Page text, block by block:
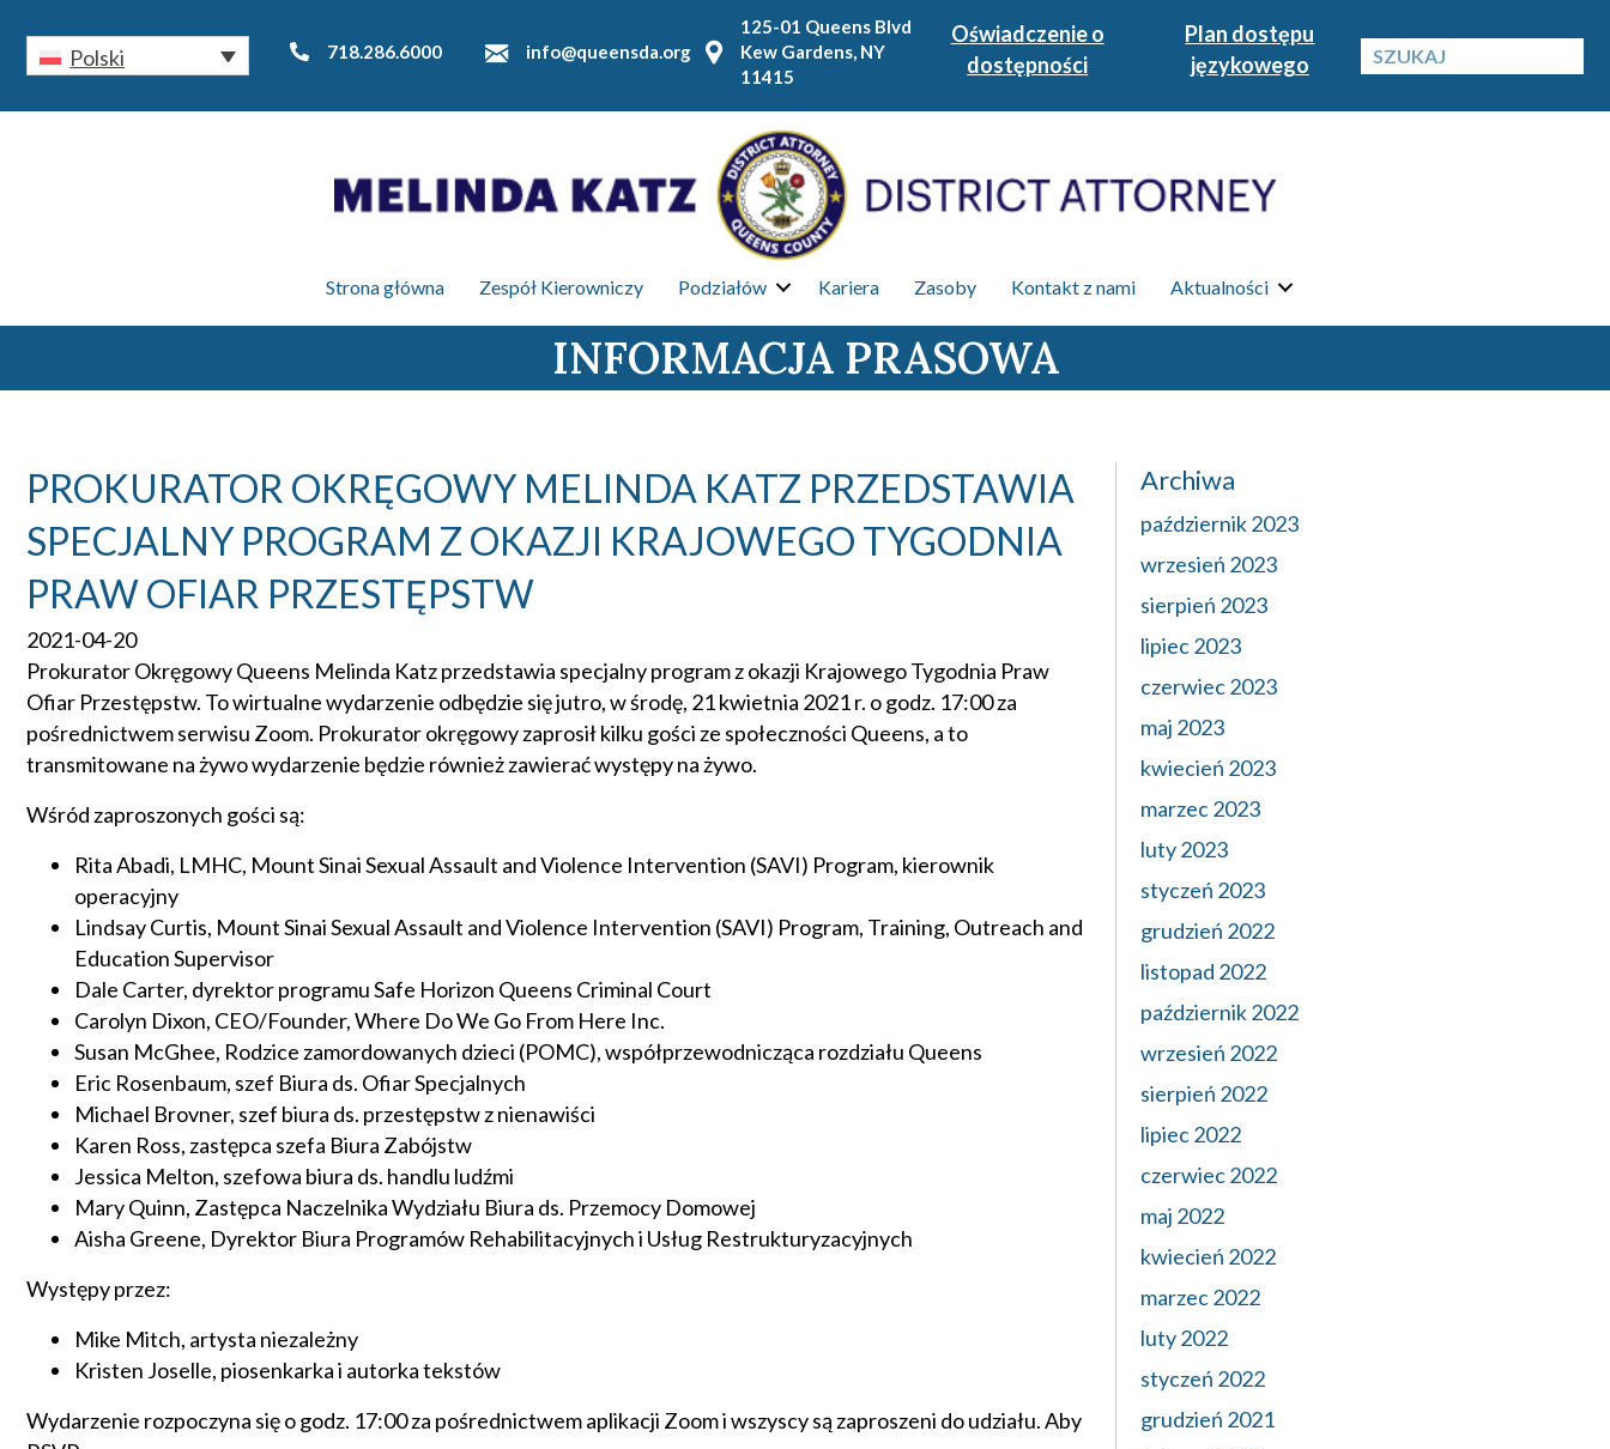
Polski 718.286.6000 info@queensda.org
125-01 Queens Blvd
Kew Gardens, NY
11415
Oświadczenie o
dostępności
Plan dostępu
językowego
Strona główna Zespół Kierowniczy Podziałów Kariera Zasoby Kontakt z nami Aktualności
INFORMACJA PRASOWA
PROKURATOR OKRĘGOWY MELINDA KATZ PRZEDSTAWIA
SPECJALNY PROGRAM Z OKAZJI KRAJOWEGO TYGODNIA
PRAW OFIAR PRZESTĘPSTW
2021-04-20
Prokurator Okręgowy Queens Melinda Katz przedstawia specjalny program z okazji Krajowego Tygodnia Praw
Ofiar Przestępstw. To wirtualne wydarzenie odbędzie się jutro, w środę, 21 kwietnia 2021 r. o godz. 17:00 za
pośrednictwem serwisu Zoom. Prokurator okręgowy zaprosił kilku gości ze społeczności Queens, a to
transmitowane na żywo wydarzenie będzie również zawierać występy na żywo.
Wśród zaproszonych gości są:
Rita Abadi, LMHC, Mount Sinai Sexual Assault and Violence Intervention (SAVI) Program, kierownik
operacyjny
Lindsay Curtis, Mount Sinai Sexual Assault and Violence Intervention (SAVI) Program, Training, Outreach and
Education Supervisor
Dale Carter, dyrektor programu Safe Horizon Queens Criminal Court
Carolyn Dixon, CEO/Founder, Where Do We Go From Here Inc.
Susan McGhee, Rodzice zamordowanych dzieci (POMC), współprzewodnicząca rozdziału Queens
Eric Rosenbaum, szef Biura ds. Ofiar Specjalnych
Michael Brovner, szef biura ds. przestępstw z nienawiści
Karen Ross, zastępca szefa Biura Zabójstw
Jessica Melton, szefowa biura ds. handlu ludźmi
Mary Quinn, Zastępca Naczelnika Wydziału Biura ds. Przemocy Domowej
Aisha Greene, Dyrektor Biura Programów Rehabilitacyjnych i Usług Restrukturyzacyjnych
Występy przez:
Mike Mitch, artysta niezależny
Kristen Joselle, piosenkarka i autorka tekstów
Wydarzenie rozpoczyna się o godz. 17:00 za pośrednictwem aplikacji Zoom i wszyscy są zaproszeni do udziału. Aby
Archiwa
październik 2023
wrzesień 2023
sierpień 2023
lipiec 2023
czerwiec 2023
maj 2023
kwiecień 2023
marzec 2023
luty 2023
styczeń 2023
grudzień 2022
listopad 2022
październik 2022
wrzesień 2022
sierpień 2022
lipiec 2022
czerwiec 2022
maj 2022
kwiecień 2022
marzec 2022
luty 2022
styczeń 2022
grudzień 2021